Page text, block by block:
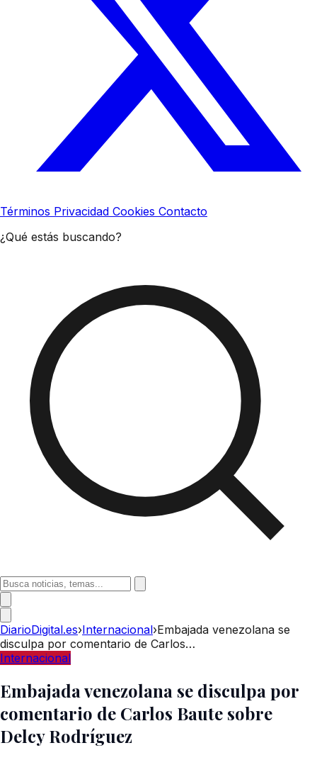
Términos Privacidad Cookies Contacto
¿Qué estás buscando?
DiarioDigital.es›Internacional›Embajada venezolana se
disculpa por comentario de Carlos…
Internacional
Embajada venezolana se disculpa por
comentario de Carlos Baute sobre
Delcy Rodríguez